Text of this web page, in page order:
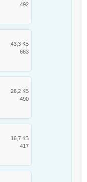
492
43,3 КБ
683
26,2 КБ
490
16,7 КБ
417